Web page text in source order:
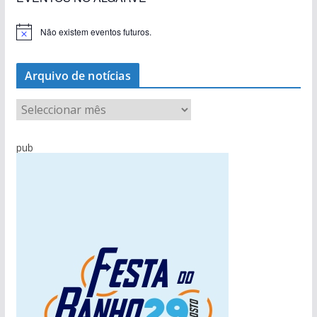
Não existem eventos futuros.
Arquivo de notícias
r
pub